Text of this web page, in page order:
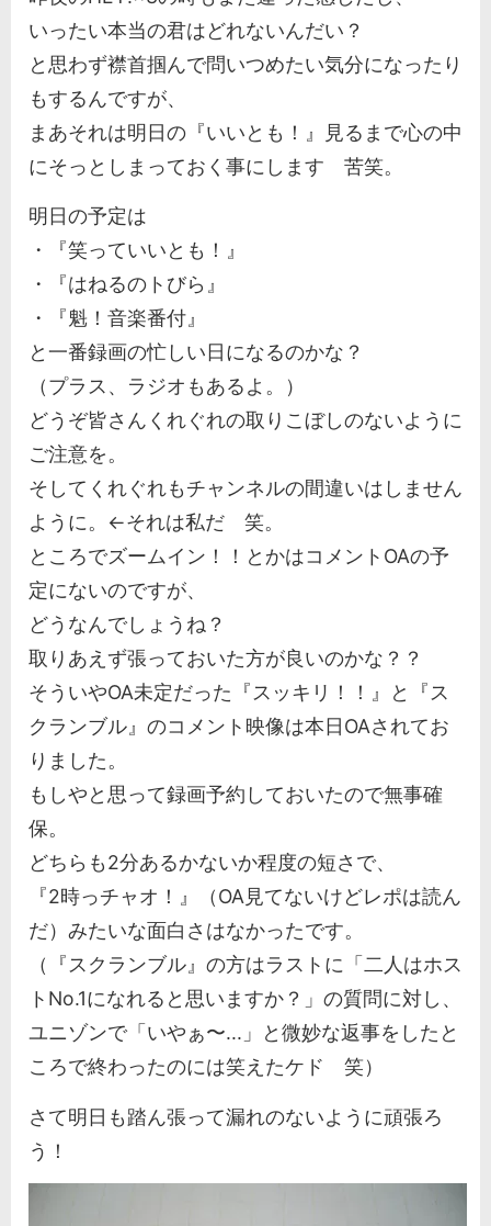
いったい本当の君はどれないんだい？
と思わず襟首掴んで問いつめたい気分になったり
もするんですが、
まあそれは明日の『いいとも！』見るまで心の中
にそっとしまっておく事にします 苦笑。
明日の予定は
・『笑っていいとも！』
・『はねるのトびら』
・『魁！音楽番付』
と一番録画の忙しい日になるのかな？
（プラス、ラジオもあるよ。）
どうぞ皆さんくれぐれの取りこぼしのないように
ご注意を。
そしてくれぐれもチャンネルの間違いはしません
ように。←それは私だ 笑。
ところでズームイン！！とかはコメントOAの予
定にないのですが、
どうなんでしょうね？
取りあえず張っておいた方が良いのかな？？
そういやOA未定だった『スッキリ！！』と『ス
クランブル』のコメント映像は本日OAされてお
りました。
もしやと思って録画予約しておいたので無事確
保。
どちらも2分あるかないか程度の短さで、
『2時っチャオ！』（OA見てないけどレポは読ん
だ）みたいな面白さはなかったです。
（『スクランブル』の方はラストに「二人はホス
トNo.1になれると思いますか？」の質問に対し、
ユニゾンで「いやぁ〜...」と微妙な返事をしたと
ころで終わったのには笑えたケド 笑）
さて明日も踏ん張って漏れのないように頑張ろ
う！